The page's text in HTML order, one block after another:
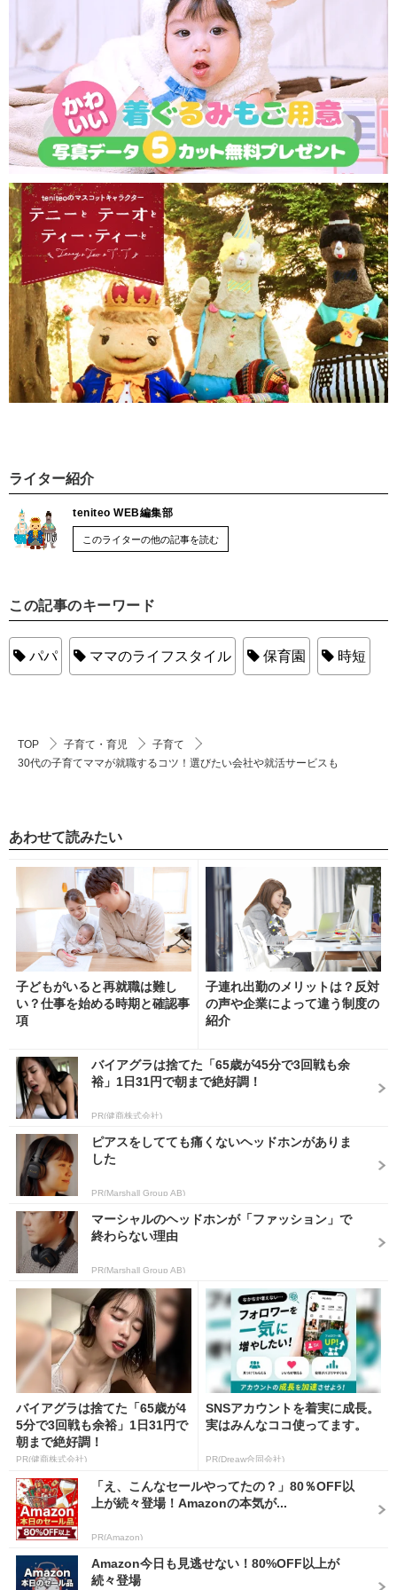
ライター紹介
teniteo WEB編集部
このライターの他の記事を読む
この記事のキーワード
パパ ママのライフスタイル 保育園 時短
TOP 子育て・育児
子育て
30代の子育てママが就職するコツ！選びたい会社や就活サービスも
あわせて読みたい
子どもがいると再就職は難し
い？仕事を始める時期と確認事
項
子連れ出勤のメリットは？反対
の声や企業によって違う制度の
紹介
バイアグラは捨てた「65歳が45分で3回戦も余
裕」1日31円で朝まで絶好調！
PR(健商株式会社)
ピアスをしてても痛くないヘッドホンがありま
した
PR(Marshall Group AB)
マーシャルのヘッドホンが「ファッション」で
終わらない理由
PR(Marshall Group AB)
バイアグラは捨てた「65歳が4
5分で3回戦も余裕」1日31円で
朝まで絶好調！
PR(健商株式会社)
SNSアカウントを着実に成長。
実はみんなココ使ってます。
PR(Dreaw合同会社)
「え、こんなセールやってたの？」80％OFF以
上が続々登場！Amazonの本気が...
PR(Amazon)
Amazon今日も見逃せない！80%OFF以上が
続々登場